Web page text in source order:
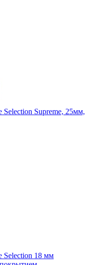
Supreme, 25мм,
18 мм